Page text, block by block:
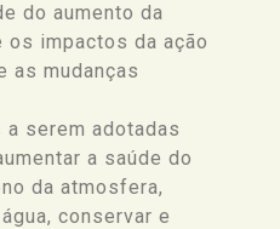
do aumento da
impactos da ação
as mudanças
serem adotadas
a saúde do
da atmosfera,
conservar e